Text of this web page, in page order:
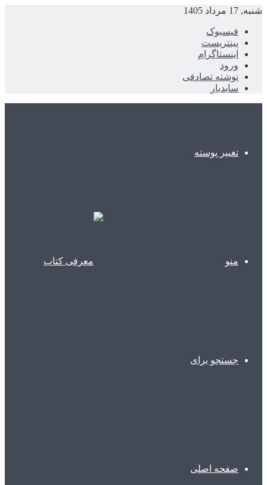
شنبه, 17 مرداد 1405
فیسبوک
پینتریست
اینستاگرام
ورود
نوشته تصادفی
سایدبار
تغییر پوسته
منو
جستجو برای
صفحه اصلی